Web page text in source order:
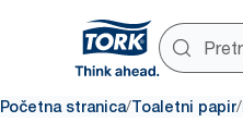
Početna stranica/Toaletni papir/